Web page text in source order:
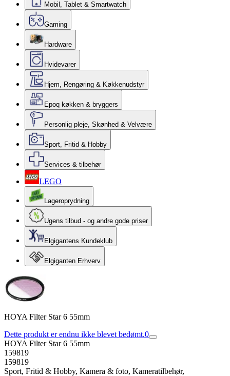
Mobil, Tablet & Smartwatch
Gaming
Hardware
Hvidevarer
Hjem, Rengøring & Køkkenudstyr
Epoq køkken & bryggers
Personlig pleje, Skønhed & Velvære
Sport, Fritid & Hobby
Services & tilbehør
LEGO
Lageroprydning
Ugens tilbud - og andre gode priser
Elgigantens Kundeklub
Elgiganten Erhverv
HOYA Filter Star 6 55mm
Dette produkt er endnu ikke blevet bedømt.0
HOYA Filter Star 6 55mm
159819
159819
Sport, Fritid & Hobby, Kamera & foto, Kameratilbehør,